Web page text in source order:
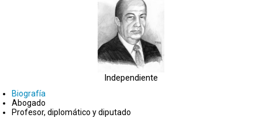
Independiente
Biografía
Abogado
Profesor, diplomático y diputado